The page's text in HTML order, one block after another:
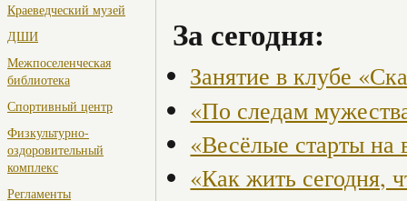
Краеведческий музей
ДШИ
Межпоселенческая
библиотека
Спортивный центр
Физкультурно-
оздоровительный
комплекс
Регламенты
За сегодня:
Занятие в клубе
«По следам
«Весёлые старты на
«Как жить сегодня,